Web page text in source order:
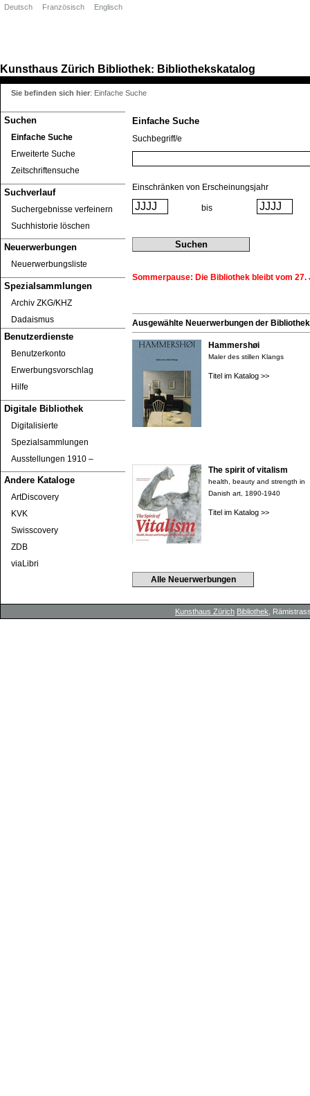
Kunsthaus Zürich Bibliothek: Bibliothekskatalog
Suchen
Einfache Suche
Erweiterte Suche
Zeitschriftensuche
Suchverlauf
Suchergebnisse verfeinern
Suchhistorie löschen
Neuerwerbungen
Neuerwerbungsliste
Spezialsammlungen
Archiv ZKG/KHZ
Dadaismus
Benutzerdienste
Benutzerkonto
Erwerbungsvorschlag
Hilfe
Digitale Bibliothek
Digitalisierte
Spezialsammlungen
Ausstellungen 1910 ‒
Andere Kataloge
ArtDiscovery
KVK
Swisscovery
ZDB
viaLibri
Deutsch Französisch Englisch
Sie befinden sich hier: Einfache Suche
Einfache Suche
Suchbegriff/e
Einschränken von Erscheinungsjahr
bis
Sommerpause: Die Bibliothek bleibt vom
Ausgewählte Neuerwerbungen der
Hammershøi
Maler des stillen Klangs
Titel im Katalog >>
The spirit of vitalism
health, beauty and strength in
Danish art, 1890-1940
Titel im Katalog >>
Alle Neuerwerbungen
Kunsthaus Zürich Bibliothek ,